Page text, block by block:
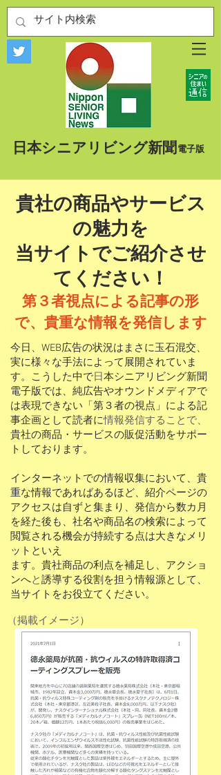
​日本シニアリビング新聞 ​電子版
貴社の商品やサービス
の魅力を
当サイトでご紹介させ
てください！
第３者視点による記事の形
で、貴重な情報を発信します
今日、WEB広告の状況はまさに玉石混交、
実に様々な手法によって展開されていま
す。こうした中で日本シニアリビング新聞
電子版では、純広告やオウンドメディアで
は表現でき ない「第３者の視点」による記
事企画として読者に情報発信することで、
貴社の商品・サービスの販促活動をサポー
トしております。
インターネットでの情報収集において、貴
重な情報であればあるほど、紹介ページの
アクセスは自ずと集まり、発信から数カ月
を経た後も、社名や商品名の検索によって
閲覧される機会が持続する点は大きなメリ
ットといえ
ます。貴社商品の利点を補足し、アクショ
ンへと誘導する役割を担う情報源として、
当サイトをお役立てください。
（掲載イメージ）